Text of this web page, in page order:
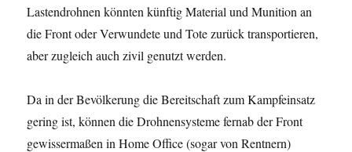
Lastendrohnen könnten künftig Material und Munition an
die Front oder Verwundete und Tote zurück transportieren,
aber zugleich auch zivil genutzt werden.
Da in der Bevölkerung die Bereitschaft zum Kampfeinsatz
gering ist, können die Drohnensysteme fernab der Front
gewissermaßen in Home Office (sogar von Rentnern)